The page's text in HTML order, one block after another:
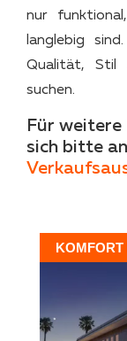
nur
langlebig
Qualität, Stil
suchen.
Für
sich bitte